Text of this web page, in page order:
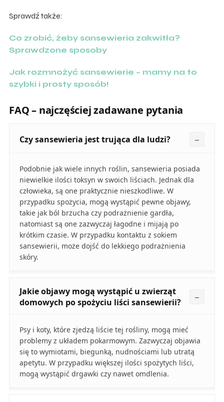
Sprawdź także:
Co zrobić, żeby sansewieria zakwitła?
Sprawdzone sposoby
Jak rozmnożyć sansewierie – mamy na to
szybki i prosty sposób!
FAQ – najczęściej zadawane pytania
Czy sansewieria jest trująca dla ludzi?
Podobnie jak wiele innych roślin, sansewieria posiada
niewielkie ilości toksyn w swoich liściach. Jednak dla
człowieka, są one praktycznie nieszkodliwe. W
przypadku spożycia, mogą wystąpić pewne objawy,
takie jak ból brzucha czy podrażnienie gardła,
natomiast są one zazwyczaj łagodne i mijają po
krótkim czasie. W przypadku kontaktu z sokiem
sansewierii, może dojść do lekkiego podrażnienia
skóry.
Jakie objawy mogą wystąpić u zwierząt
domowych po spożyciu liści sansewierii?
Psy i koty, które zjedzą liście tej rośliny, mogą mieć
problemy z układem pokarmowym. Zazwyczaj objawia
się to wymiotami, biegunką, nudnościami lub utratą
apetytu. W przypadku większej ilości spożytych liści,
mogą wystąpić drgawki czy nawet omdlenia.